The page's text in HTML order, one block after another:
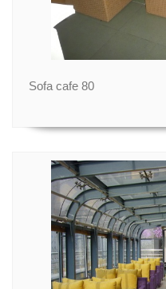
Sofa cafe 80